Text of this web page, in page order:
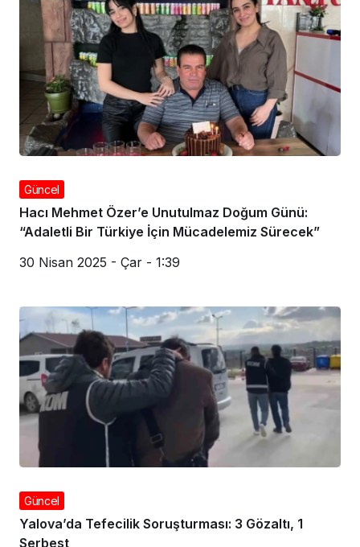
Güncel
Hacı Mehmet Özer’e Unutulmaz Doğum Günü:
“Adaletli Bir Türkiye İçin Mücadelemiz Sürecek”
30 Nisan 2025 - Çar - 1:39
Güncel
Yalova’da Tefecilik Soruşturması: 3 Gözaltı, 1
Serbest